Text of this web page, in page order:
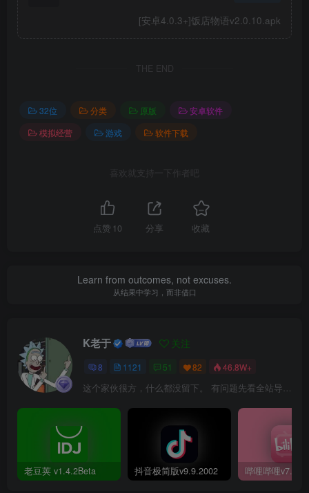
[安卓4.0.3+]饭店物语v2.0.10.apk
THE END
32位 分类 原版
安卓软件
模拟经营
游戏 软件下载
喜欢就支持一下作者吧
点赞 10 分享 收藏
Learn from outcomes, not excuses.
从结果中学习，而非借口
K老于 关注
8 1121 51 82 46.8W+
这个家伙很方，什么都没留下。 有问题先看全站导航页，解决不了再@我！
老豆荚 v1.4.2Beta 抖音极简版v9.9.2002